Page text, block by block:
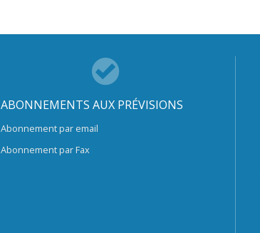
ABONNEMENTS AUX PRÉVISIONS
Abonnement par email
Abonnement par Fax